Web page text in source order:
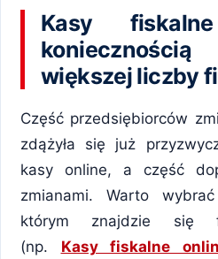
Kasy
większej liczby
Część przedsiębiorców
zdążyła się już
kasy online, a część
zmianami. Warto
którym znajdzie się
(np. Kasy fiskalne